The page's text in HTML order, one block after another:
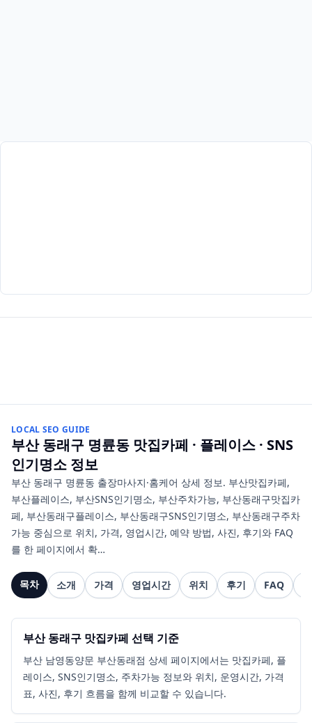
LOCAL SEO GUIDE
부산 동래구 명륜동 맛집카페 · 플레이스 · SNS
인기명소 정보
부산 동래구 명륜동 출장마사지·홈케어 상세 정보. 부산맛집카페,
부산플레이스, 부산SNS인기명소, 부산주차가능, 부산동래구맛집카
페, 부산동래구플레이스, 부산동래구SNS인기명소, 부산동래구주차
가능 중심으로 위치, 가격, 영업시간, 예약 방법, 사진, 후기와 FAQ
를 한 페이지에서 확…
목차 소개 가격 영업시간 위치 후기 FAQ
부산 동래구 맛집카페 선택 기준
부산 남영동양문 부산동래점 상세 페이지에서는 맛집카페, 플
레이스, SNS인기명소, 주차가능 정보와 위치, 운영시간, 가격
표, 사진, 후기 흐름을 함께 비교할 수 있습니다.